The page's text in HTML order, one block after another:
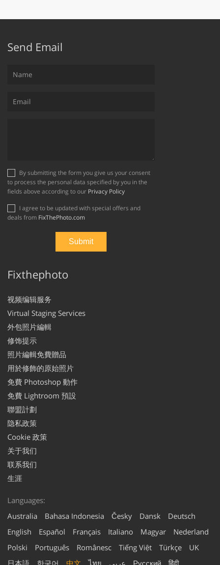
Send Email
to process the personal data specified by you in the
fields above according to our Privacy Policy
deals from FixThePhoto.com
Fixthephoto
视频编辑服务
Virtual Staging Services
外包照片編輯
修饰提示
照片編輯免費贈品
用於修飾的原始照片
免費 Photoshop 動作
免費 Lightroom 預設
聯盟計劃
隐私政策
Cookie 政策
关于我们
联系我们
生涯
Languages:
Australia
Bahasa Indonesia Česky Dansk
Deutsch
English
Español Français Italiano Magyar
Nederland
Polski
Português Românesc Tiếng Việt Türkçe
UK
日本語
한국어 中文 ไทย عربي Русский हिंदी